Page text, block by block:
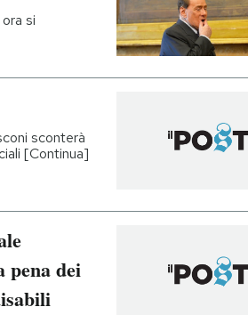
si
sconterà
[Continua]
pena dei